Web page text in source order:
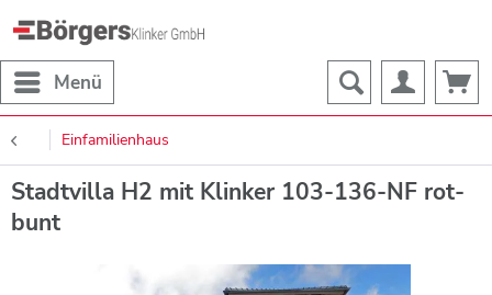
Menü
Einfamilienhaus
Stadtvilla H2 mit Klinker 103-136-NF rot-
bunt